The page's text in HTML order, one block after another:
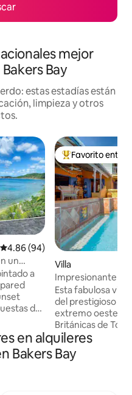
mejor
Bay
estas estadías están
limpieza y otros
Calificación promedio: 4.86 de
4.86 (94)
un
a
de
con más
Favorito entre
Favorito entre
Villa
Impresionante
de un diseñador.
Esta fabulosa
del prestigioso
extremo oeste de
Británicas de
hermana menor
sueño de un
brillantes,
en alquileres
Bakers Bay